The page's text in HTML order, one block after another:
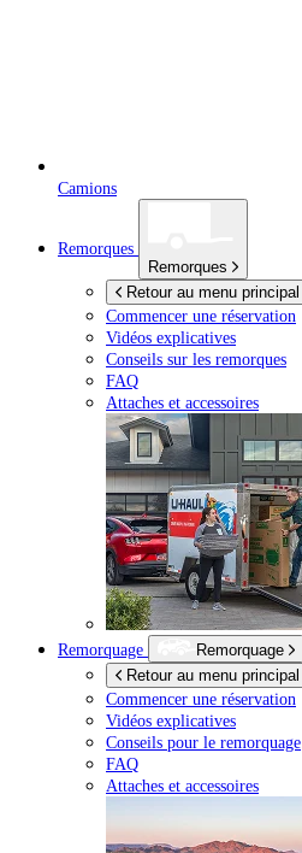
Camions
Remorques
Remorques
Retour au menu principal
Commencer une réservation
Vidéos explicatives
Conseils sur les remorques
FAQ
Attaches et accessoires
Remorquage
Remorquage
Retour au menu principal
Commencer une réservation
Vidéos explicatives
Conseils pour le remorquage
FAQ
Attaches et accessoires